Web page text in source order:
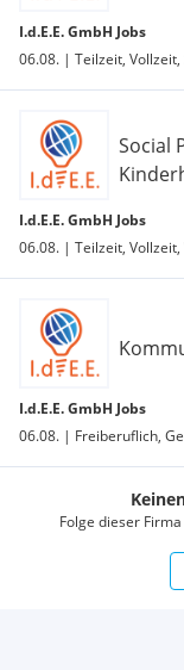
I.d.E.E. GmbH Jobs
06.08. | Teilzeit,
Social
I.d.E.E. GmbH Jobs
06.08. | Teilzeit, Vollzeit,
I.d.E.E. GmbH Jobs
06.08. | Freiberuflich,
Folge dieser